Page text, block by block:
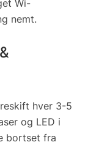
Wi-
nemt.
hver 3-5
og LED i
bortset fra